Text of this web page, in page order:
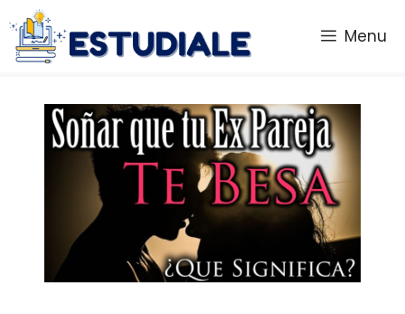
Saltar
al
contenido
Menu